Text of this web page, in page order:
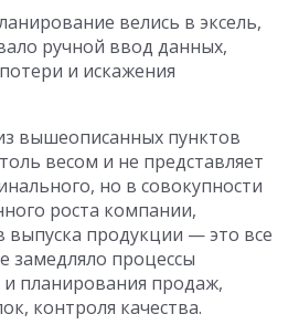
велись в эксель,
ручной ввод данных,
и искажения
вышеописанных пунктов
весом и не представляет
но в совокупности
роста компании,
выпуска продукции — это все
замедляло процессы
и планирования продаж,
контроля качества.